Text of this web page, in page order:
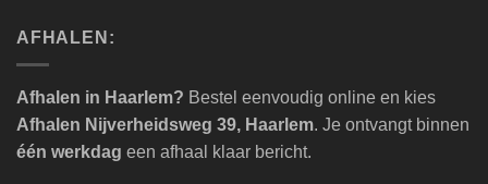
AFHALEN:
Afhalen in Haarlem? Bestel eenvoudig online en kies
Afhalen Nijverheidsweg 39, Haarlem. Je ontvangt binnen
één werkdag een afhaal klaar bericht.